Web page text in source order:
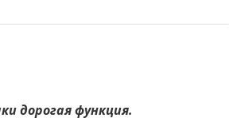
дорогая функция.